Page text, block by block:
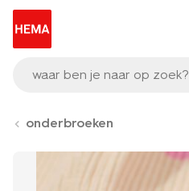
waar ben je naar op zoek?
onderbroeken